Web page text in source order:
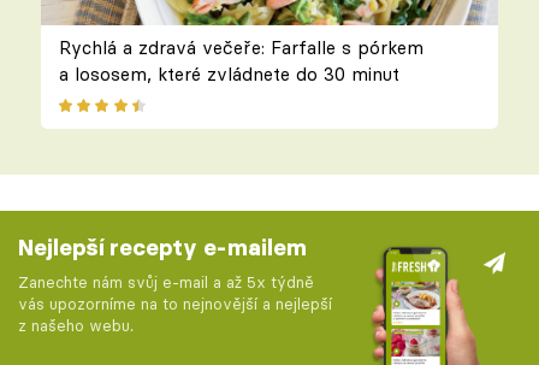
Rychlá a zdravá večeře: Farfalle s pórkem
a lososem, které zvládnete do 30 minut
Nejlepší recepty e-mailem
Zanechte nám svůj e-mail a až 5x týdně
vás upozorníme na to nejnovější a nejlepší
z našeho webu.